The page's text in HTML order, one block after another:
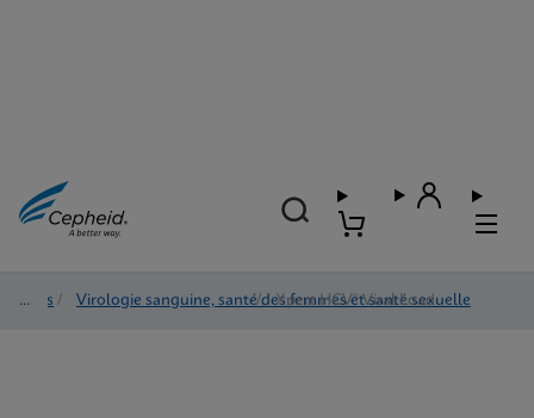
Tests / Virologie sanguine, santé des femmes et santé sexuelle
/ Xpert HCV® Viral Load